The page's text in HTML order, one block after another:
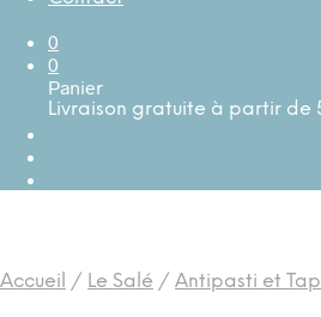
0
0
Panier
Livraison gratuite à partir de
Accueil / Le Salé / Antipasti et